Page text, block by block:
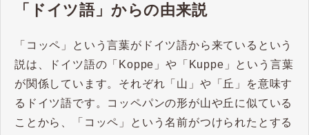
「ドイツ語」からの由来説
「コッペ」という言葉がドイツ語から来ているという
説は、ドイツ語の「Koppe」や「Kuppe」という言葉
が関係しています。それぞれ「山」や「丘」を意味す
るドイツ語です。コッペパンの形が山や丘に似ている
ことから、「コッペ」という名前がつけられたとする